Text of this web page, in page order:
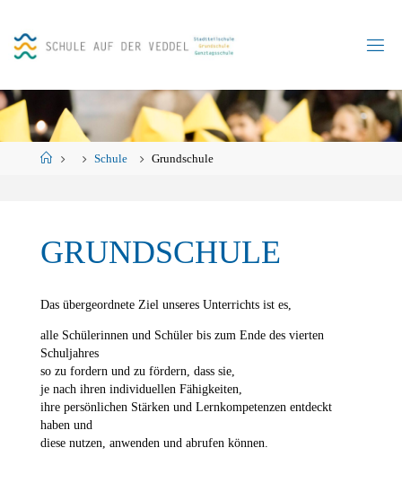
content
Home Schule Grundschule
GRUNDSCHULE
Das übergeordnete Ziel unseres Unterrichts ist es,
alle Schülerinnen und Schüler bis zum Ende des vierten
Schuljahres
so zu fordern und zu fördern, dass sie,
je nach ihren individuellen Fähigkeiten,
ihre persönlichen Stärken und Lernkompetenzen entdeckt
haben und
diese nutzen, anwenden und abrufen können.